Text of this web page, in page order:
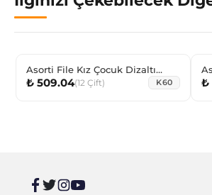
Asorti File Kız Çocuk Dizaltı
Çorabı
₺ 509.04(12 Çift) K60 ₺